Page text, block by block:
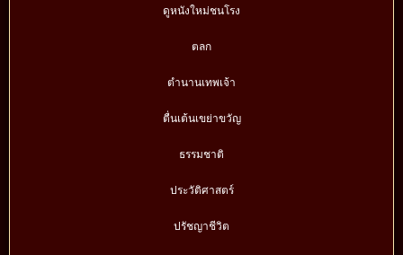
ดูหนังใหม่ชนโรง
ตลก
ตำนานเทพเจ้า
ตื่นเต้นเขย่าขวัญ
ธรรมชาติ
ประวัติศาสตร์
ปรัชญาชีวิต